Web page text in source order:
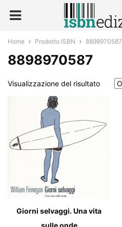
Home Prodotto ISBN 8898970587
8898970587
Visualizzazione del risultato
Giorni selvaggi. Una vita
sulle onde